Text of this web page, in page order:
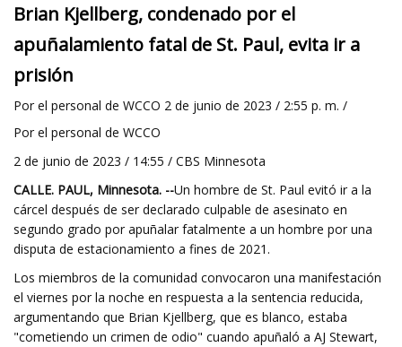
Brian Kjellberg, condenado por el
apuñalamiento fatal de St. Paul, evita ir a
prisión
Por el personal de WCCO 2 de junio de 2023 / 2:55 p. m. /
Por el personal de WCCO
2 de junio de 2023 / 14:55 / CBS Minnesota
CALLE. PAUL, Minnesota. --Un hombre de St. Paul evitó ir a la
cárcel después de ser declarado culpable de asesinato en
segundo grado por apuñalar fatalmente a un hombre por una
disputa de estacionamiento a fines de 2021.
Los miembros de la comunidad convocaron una manifestación
el viernes por la noche en respuesta a la sentencia reducida,
argumentando que Brian Kjellberg, que es blanco, estaba
"cometiendo un crimen de odio" cuando apuñaló a AJ Stewart,